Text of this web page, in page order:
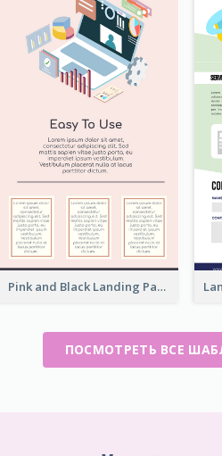
Pink and Black Landing Page
ПОСМОТРЕТЬ ВСЕ